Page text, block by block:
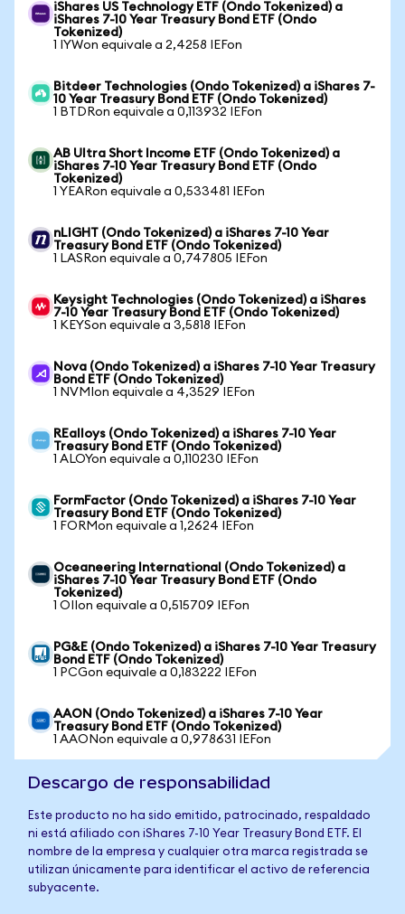
iShares US Technology ETF (Ondo Tokenized) a
iShares 7-10 Year Treasury Bond ETF (Ondo
Tokenized)
1 IYWon equivale a 2,4258 IEFon
Bitdeer Technologies (Ondo Tokenized) a iShares 7-
10 Year Treasury Bond ETF (Ondo Tokenized)
1 BTDRon equivale a 0,113932 IEFon
AB Ultra Short Income ETF (Ondo Tokenized) a
iShares 7-10 Year Treasury Bond ETF (Ondo
Tokenized)
1 YEARon equivale a 0,533481 IEFon
nLIGHT (Ondo Tokenized) a iShares 7-10 Year
Treasury Bond ETF (Ondo Tokenized)
1 LASRon equivale a 0,747805 IEFon
Keysight Technologies (Ondo Tokenized) a iShares
7-10 Year Treasury Bond ETF (Ondo Tokenized)
1 KEYSon equivale a 3,5818 IEFon
Nova (Ondo Tokenized) a iShares 7-10 Year Treasury
Bond ETF (Ondo Tokenized)
1 NVMIon equivale a 4,3529 IEFon
REalloys (Ondo Tokenized) a iShares 7-10 Year
Treasury Bond ETF (Ondo Tokenized)
1 ALOYon equivale a 0,110230 IEFon
FormFactor (Ondo Tokenized) a iShares 7-10 Year
Treasury Bond ETF (Ondo Tokenized)
1 FORMon equivale a 1,2624 IEFon
Oceaneering International (Ondo Tokenized) a
iShares 7-10 Year Treasury Bond ETF (Ondo
Tokenized)
1 OIIon equivale a 0,515709 IEFon
PG&E (Ondo Tokenized) a iShares 7-10 Year Treasury
Bond ETF (Ondo Tokenized)
1 PCGon equivale a 0,183222 IEFon
AAON (Ondo Tokenized) a iShares 7-10 Year
Treasury Bond ETF (Ondo Tokenized)
1 AAONon equivale a 0,978631 IEFon
Descargo de responsabilidad
Este producto no ha sido emitido, patrocinado, respaldado
ni está afiliado con iShares 7-10 Year Treasury Bond ETF. El
nombre de la empresa y cualquier otra marca registrada se
utilizan únicamente para identificar el activo de referencia
subyacente.